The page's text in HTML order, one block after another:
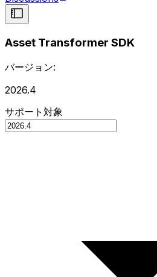
Asset Transformer SDK
バージョン:
2026.4
サポート対象